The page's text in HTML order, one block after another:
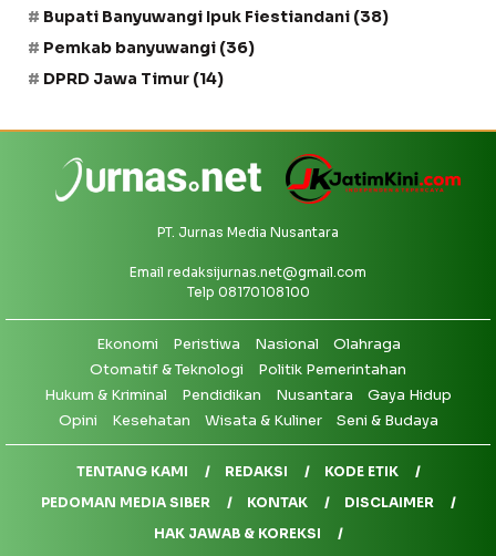
Bupati Banyuwangi Ipuk Fiestiandani (38)
Pemkab banyuwangi (36)
DPRD Jawa Timur (14)
PT. Jurnas Media Nusantara
Email redaksijurnas.net@gmail.com
Telp 08170108100
Ekonomi Peristiwa Nasional
Olahraga
Otomatif & Teknologi
Politik Pemerintahan
Hukum & Kriminal
Pendidikan Nusantara
Gaya Hidup
Opini
Kesehatan Wisata & Kuliner Seni & Budaya
TENTANG KAMI REDAKSI
KODE ETIK
PEDOMAN MEDIA SIBER
KONTAK
DISCLAIMER
HAK JAWAB & KOREKSI